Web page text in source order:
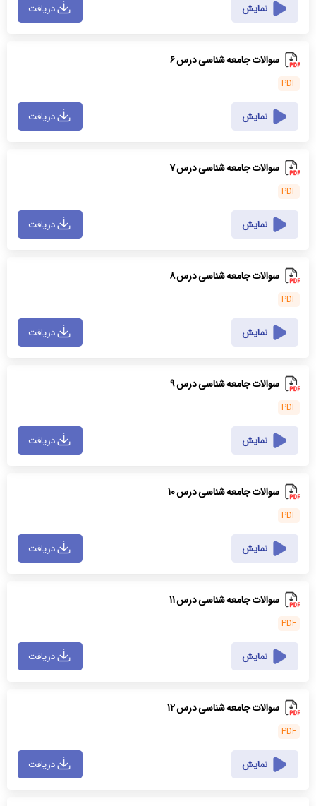
نمایش دریافت
سوالات جامعه شناسی درس ۶
PDF
نمایش دریافت
سوالات جامعه شناسی درس ۷
PDF
نمایش دریافت
سوالات جامعه شناسی درس ۸
PDF
نمایش دریافت
سوالات جامعه شناسی درس ۹
PDF
نمایش دریافت
سوالات جامعه شناسی درس ۱۰
PDF
نمایش دریافت
سوالات جامعه شناسی درس ۱۱
PDF
نمایش دریافت
سوالات جامعه شناسی درس ۱۲
PDF
نمایش دریافت